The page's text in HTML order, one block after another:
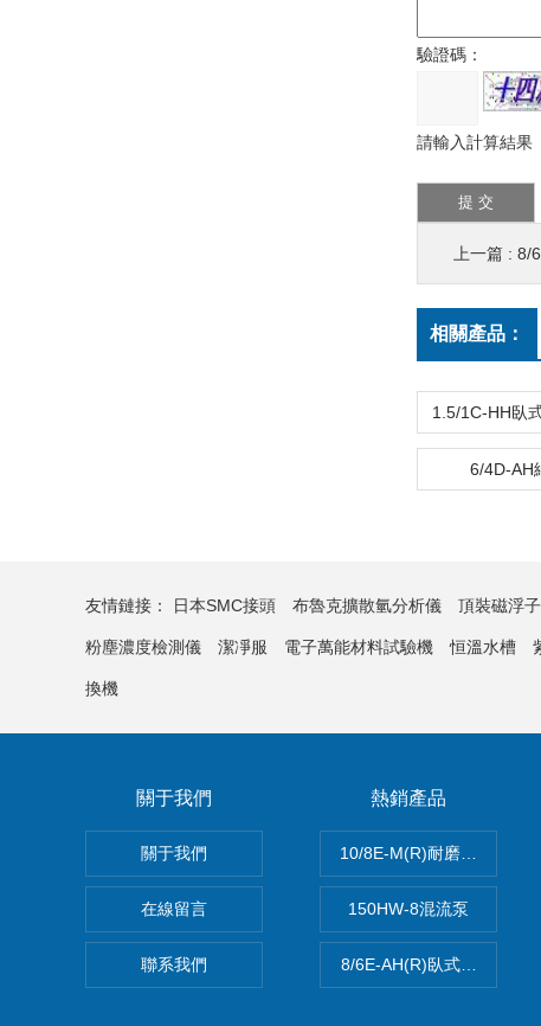
驗證碼：
請輸入計算結果
上一篇 : 8/
相關產品：
6/4D-AH
友情鏈接： 日本SMC接頭 布魯克擴散氫分析儀 頂裝磁浮
粉塵濃度檢測儀 潔凈服 電子萬能材料試驗機 恒溫水槽
換機
關于我們
關于我們
在線留言
聯系我們
熱銷產品
10/8E-M(R)耐磨耐腐蝕渣漿
150HW-8混流泵
8/6E-AH(R)臥式離心渣漿